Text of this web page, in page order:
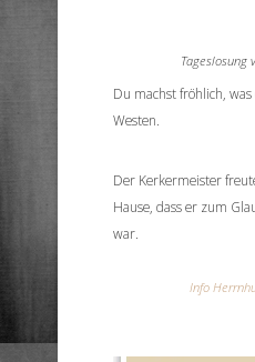
Tageslosung
Du machst fröhlich,
Westen.
Der Kerkermeister
Hause, dass er zum
war.
Info